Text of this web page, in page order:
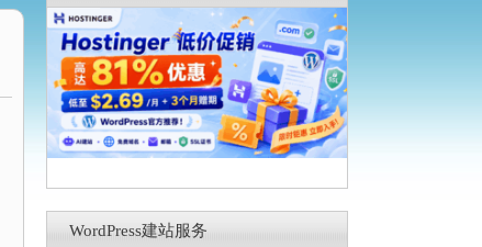
WordPress建站服务